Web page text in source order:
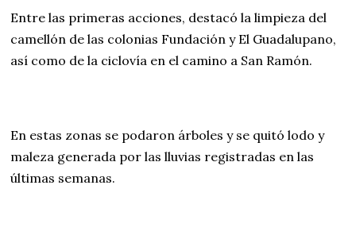
Entre las primeras acciones, destacó la limpieza del
camellón de las colonias Fundación y El Guadalupano,
así como de la ciclovía en el camino a San Ramón.
En estas zonas se podaron árboles y se quitó lodo y
maleza generada por las lluvias registradas en las
últimas semanas.